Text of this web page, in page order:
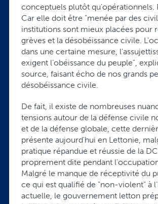
conceptuels plutôt qu'opérationnels.
Car elle doit être "menée par des
institutions sont mieux placées pour
grèves et la désobéissance civile.
dans une certaine mesure,
exigent l’obéissance du peuple",
source, faisant écho de nos grands
désobéissance civile.
De fait, il existe de nombreuses
tensions autour de la défense civile
et de la défense globale, cette
présente aujourd'hui en Lettonie,
pratique répandue et réussie de la
proprement dite pendant
Malgré le manque de réceptivité du
ce qui est qualifié de "non-violent" à
actuelle, le gouvernement letton